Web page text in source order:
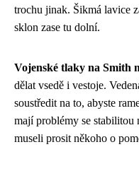
trochu jinak. Šikmá lavice
sklon zase tu dolní.
Vojenské tlaky na Smith
dělat vsedě i vestoje.
soustředit na to, abyste
mají problémy se stabilitou
museli prosit někoho o